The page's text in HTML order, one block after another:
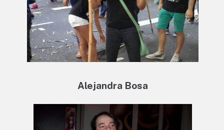
Alejandra Bosa